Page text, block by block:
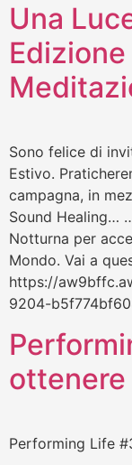
Una
Sono felice di
Estivo.
campagna, in
Sound Healing…
Notturna per
Mondo. Vai a
https://
9204-
ottenere
Performing Life